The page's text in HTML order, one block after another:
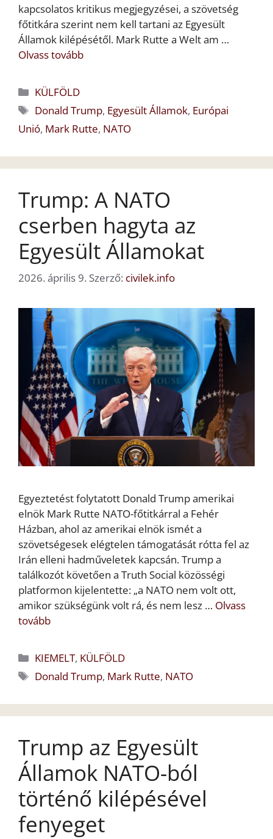
kapcsolatos kritikus megjegyzései, a szövetség
főtitkára szerint nem kell tartani az Egyesült
Államok kilépésétől. Mark Rutte a Welt am …
Olvass tovább
Kategória
KÜLFÖLD
Címkék
Donald Trump, Egyesült Államok, Európai
Unió, Mark Rutte, NATO
Trump: A NATO
cserben hagyta az
Egyesült Államokat
2026. április 9. Szerző: civilek.info
Egyeztetést folytatott Donald Trump amerikai
elnök Mark Rutte NATO-főtitkárral a Fehér
Házban, ahol az amerikai elnök ismét a
szövetségesek elégtelen támogatását rótta fel az
Irán elleni hadműveletek kapcsán. Trump a
találkozót követően a Truth Social közösségi
platformon kijelentette: „a NATO nem volt ott,
amikor szükségünk volt rá, és nem lesz … Olvass
tovább
Kategória
KIEMELT, KÜLFÖLD
Címkék
Donald Trump, Mark Rutte, NATO
Trump az Egyesült
Államok NATO-ból
történő kilépésével
fenyeget